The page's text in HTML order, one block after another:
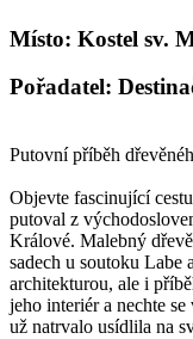
Místo: Kostel sv.
Pořadatel:
Putovní příběh
Objevte fascinující
putoval z
Králové. Malebný
sadech u soutoku Labe
architekturou, ale i
jeho interiér a nechte
už natrvalo usídlila na